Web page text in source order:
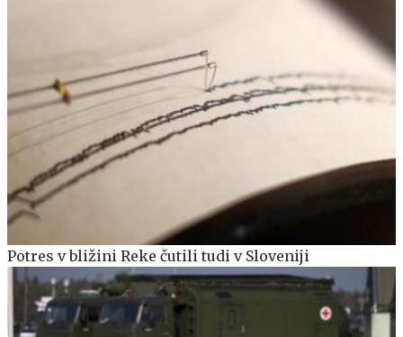
Potres v bližini Reke čutili tudi v Sloveniji